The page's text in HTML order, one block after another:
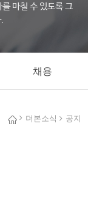
마칠 수 있도록 그
채용
더본소식 공지